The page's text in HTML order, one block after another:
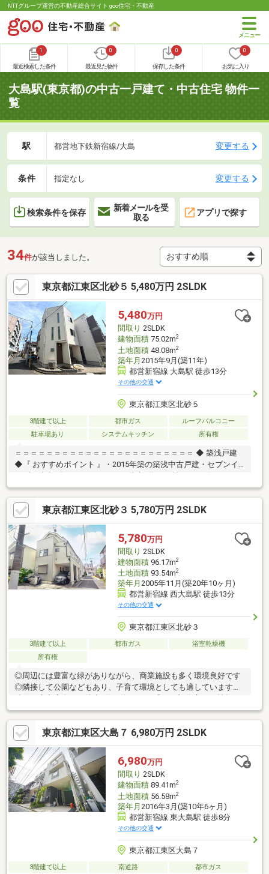
NTTグループ運営の不動産総合サイト goo住宅・不動産
1
最近検索した条件
0
最近見た物件
0
保存した条件
0
お気に入り
大島駅(東京都)の中古一戸建て・中古住宅 物件一
覧
駅 都営地下鉄新宿線/大島 変更する
条件 指定なし 変更する
検索条件を保存
新着メールを受
取る
アプリで探す
34件が該当しました。
東京都江東区北砂５ 5,480万円 2SLDK
5,480万円
間取り 2SLDK
建物面積75.02m2
土地面積48.08m2
築年月 2015年9月(築11年)
都営新宿線 大島駅 徒歩13分
その他の交通
東京都江東区北砂５
3階建て以上 都市ガス
ルーフバルコニー
駐車場あり
システムキッチン 所有権
＝＝＝＝＝＝＝＝＝＝＝＝＝＝＝＝＝＝＝＝＝＝＝ ◆ 築浅戸建
◆『 おすすめポイント 』・2015年築の築浅中古戸建・セブンイ
ガレージ … ゆとりある住まいと毎日の車庫入れもラクラク・砂町
銀座商店街まで徒歩5分程度♪『 ロケーション 』・大島駅、南砂町
駅、西大島駅利用可 … 通勤・通学もスムーズ・都心へ軽快アクセ
ス … 暮らしの幅が広がる立地『 設備仕様 』・対面カウンターキ
ッチン … 家族との会話も弾む快適空間・全居室収納＋納戸 … 豊富
な収納で住空間すっきり＝＝＝＝＝＝＝＝＝＝＝＝＝＝＝＝＝＝
＝＝＝＝＝
東京都江東区北砂３ 5,780万円 2SLDK
5,780万円
間取り 2SLDK
建物面積96.17m2
土地面積93.54m2
築年月 2005年11月(築20年10ヶ月)
都営新宿線 西大島駅 徒歩13分
その他の交通
東京都江東区北砂３
3階建て以上 都市ガス
浴室乾燥機
所有権
◎周辺には豊富な緑がありながら、商業施設も多く環境良好です
◎隣接して公園などもあり、子育て環境としても適しています◎
有効宅地面積58.42㎡ －仕様・構造・設備・特徴－■納戸 ■モ
ニター付きインターホン ■トイレ2箇所■ビルトインガレージ
（車種制限有り） ■浴室窓有り■浴室1216タイプ ■北西の角
地 ■浴室換気乾燥機■主寝室9.41帖 ■1階トイレ窓有り etc.・
アリオ北砂：徒歩5分（約400m）・区立小名木川小学校：徒歩2分
（約160m）
東京都江東区大島７ 6,980万円 2SLDK
6,980万円
間取り 2SLDK
建物面積89.41m2
土地面積56.58m2
築年月 2016年3月(築10年6ヶ月)
都営新宿線 東大島駅 徒歩8分
その他の交通
東京都江東区大島７
3階建て以上 南道路
都市ガス